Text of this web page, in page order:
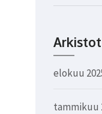
Arkistot
elokuu
tammikuu